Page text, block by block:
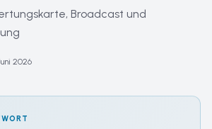
Broadcast und
2026